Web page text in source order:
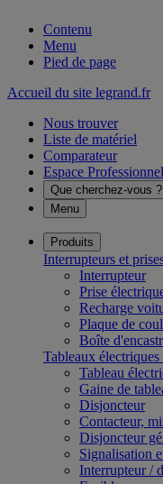
Contenu
Menu
Pied de page
Accueil du site legrand.fr
Nous trouver
Liste de matériel
Comparateur
Espace
Que cherchez-vous ?
Menu
Produits
Interrupteurs et
Interrupteur
Prise
Recharge
Plaque de
Boîte
Tableaux
Tableau
Gaine de
Disjoncteur
Contacteur,
Disjoncteur
Signalisation
Interrupteur /